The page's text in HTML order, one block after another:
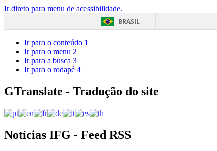
Ir direto para menu de acessibilidade.
BRASIL
Ir para o conteúdo 1
Ir para o menu 2
Ir para a busca 3
Ir para o rodapé 4
GTranslate - Tradução do site
Notícias IFG - Feed RSS